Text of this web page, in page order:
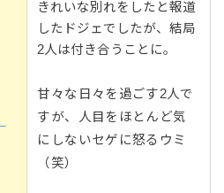
きれいな別れをしたと報道
したドジェでしたが、結局
2人は付き合うことに。
甘々な日々を過ごす2人で
すが、人目をほとんど気
にしないセゲに怒るウミ
（笑）